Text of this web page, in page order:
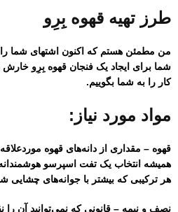
طرز تهیه قهوه بِرِو
من مطمئن هستم که اکنون اشتهای شما را
شما برای ایجاد یک فنجان قهوه بِرِو خارش
کار را به شما بگوییم.
مواد مورد نیاز:
قهوه – مقداری از دانه‌های قهوه
همیشه انتخاب یک تفت اسپرسو
هر ترکیبی که بیشتر با جوانه‌های چشایی
نصف و نیمه – قانونی که نمی‌توانید آن